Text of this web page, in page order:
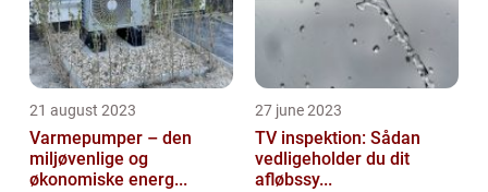
21 august 2023
Varmepumper – den
miljøvenlige og
økonomiske energ...
27 june 2023
TV inspektion: Sådan
vedligeholder du dit
afløbssy...